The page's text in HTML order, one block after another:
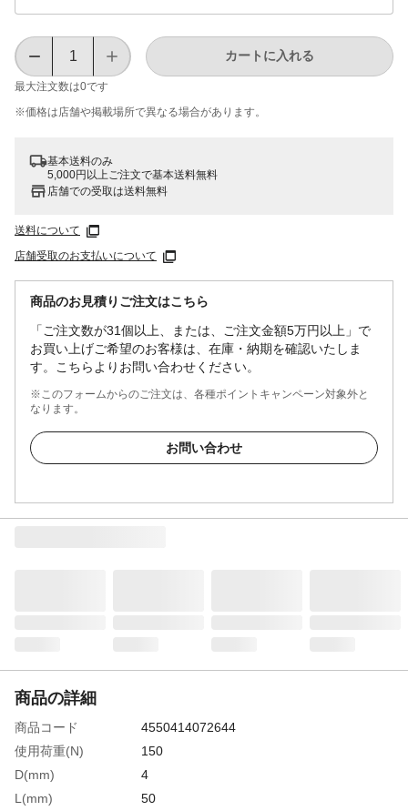
最大注文数は0です
カートに入れる
※価格は​店舗や​掲載場所で​異なる​場合が​あります。
基本送料のみ
5,000円以上ご注文で基本送料無料
店舗での受取は送料無料
送料について
店舗受取のお支払いについて
商品のお見積りご注文はこちら
「ご注文数が31個以上、または、ご注文金額5万円以上」で
お買い上げご希望のお客様は、在庫・納期を確認いたしま
す。こちらよりお問い合わせください。
※このフォームからのご注文は、各種ポイントキャンペーン対象外と
なります。
お問い合わせ
商品の詳細
商品コード
4550414072644
使用荷重(N)
150
D(mm)
4
L(mm)
50